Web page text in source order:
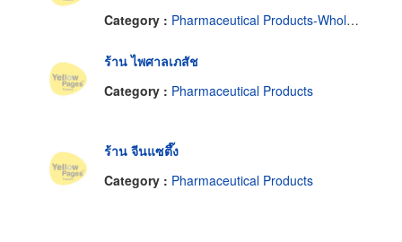
Category : Pharmaceutical Products-Wholesale & Manufacturers
ร้าน ไพศาลเภสัช
Category : Pharmaceutical Products
ร้าน จีนแซตึ๊ง
Category : Pharmaceutical Products